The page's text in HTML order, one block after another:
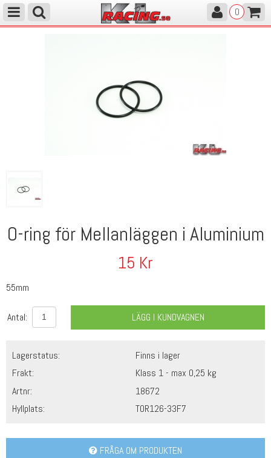
0
O-ring för Mellanläggen i Aluminium
15 Kr
55mm
Antal: LÄGG I KUNDVAGNEN
Lagerstatus:
Finns i lager
Frakt:
Klass 1 - max 0,25 kg
Artnr:
18672
Hyllplats:
TOR126-33F7
FRÅGA OM PRODUKTEN